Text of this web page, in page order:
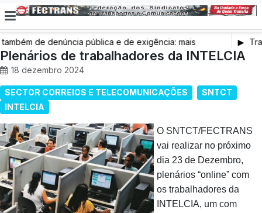
de denúncia pública e de exigência: mais
saúde, mais condições de trabalho e mais SNS
Plenários de trabalhadores da INTELCIA
18 dezembro 2024
SECTOR CORREIOS E TELECOMUNICAÇÕES
SNTCT
INTELCIA
O SNTCT/FECTRANS
vai realizar no próximo
dia 23 de Dezembro,
plenários “online” com
os trabalhadores da
INTELCIA, um com